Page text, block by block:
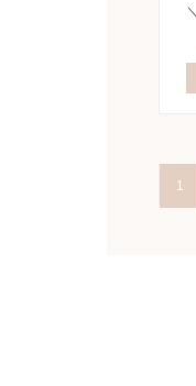
1